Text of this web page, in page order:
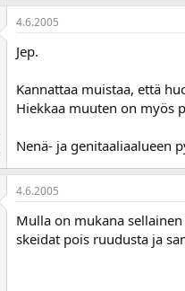
4.6.2005
Jep.
Kannattaa muistaa, että
Hiekkaa muuten on myös
Nenä- ja genitaaliaalueen
4.6.2005
Mulla on mukana
skeidat pois ruudusta ja